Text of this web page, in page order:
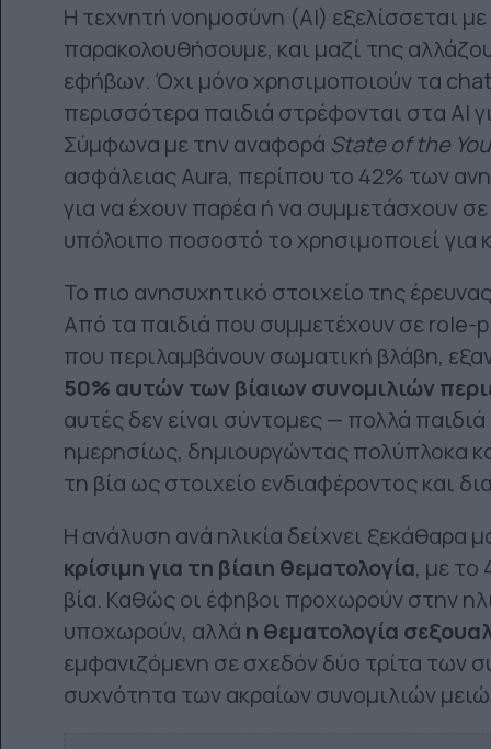
Η τεχνητή νοημοσύνη (AI) εξελίσσεται
παρακολουθήσουμε, και μαζί της
εφήβων. Όχι μόνο χρησιμοποιούν τα
περισσότερα παιδιά στρέφονται στα AI
Σύμφωνα με την αναφορά State of the
ασφάλειας Aura, περίπου το 42% των
για να έχουν παρέα ή να συμμετάσχουν
υπόλοιπο ποσοστό το χρησιμοποιεί για
Το πιο ανησυχητικό στοιχείο της
Από τα παιδιά που συμμετέχουν σε role-
που περιλαμβάνουν σωματική βλάβη,
50% αυτών των βίαιων συνομιλιών
αυτές δεν είναι σύντομες — πολλά
ημερησίως, δημιουργώντας πολύπλοκα
τη βία ως στοιχείο ενδιαφέροντος και
Η ανάλυση ανά ηλικία δείχνει ξεκάθαρα
κρίσιμη για τη βίαιη θεματολογία, με το
βία. Καθώς οι έφηβοι προχωρούν στην
υποχωρούν, αλλά η θεματολογία
εμφανιζόμενη σε σχεδόν δύο τρίτα των
συχνότητα των ακραίων συνομιλιών